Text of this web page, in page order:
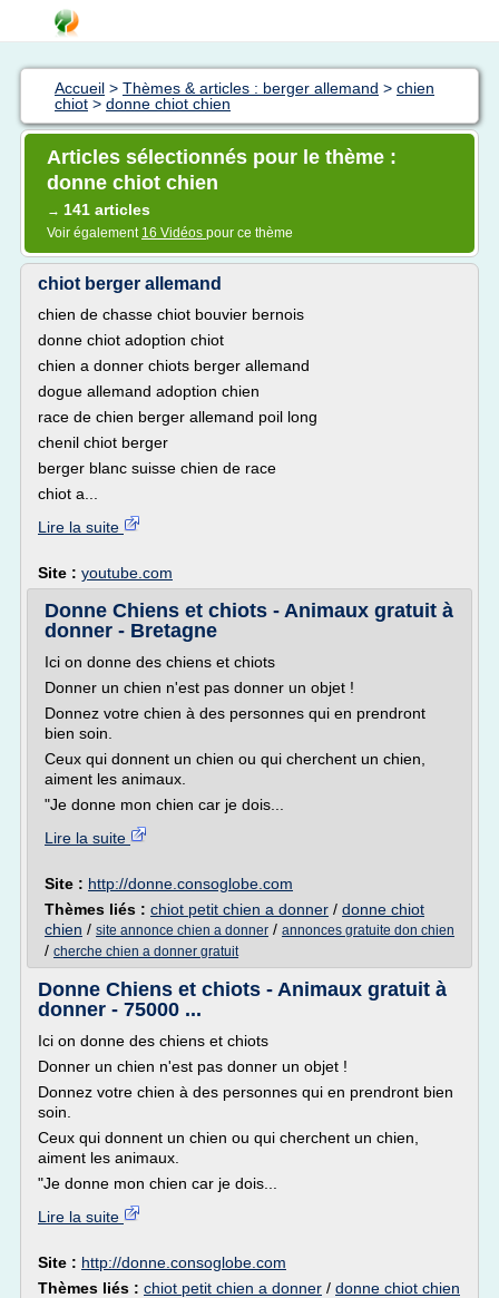
Accueil > Thèmes & articles : berger allemand > chien
chiot > donne chiot chien
Articles sélectionnés pour le thème :
donne chiot chien
→ 141 articles
Voir également 16 Vidéos pour ce thème
chiot berger allemand
chien de chasse chiot bouvier bernois
donne chiot adoption chiot
chien a donner chiots berger allemand
dogue allemand adoption chien
race de chien berger allemand poil long
chenil chiot berger
berger blanc suisse chien de race
chiot a...
Lire la suite
Site : youtube.com
Donne Chiens et chiots - Animaux gratuit à
donner - Bretagne
Ici on donne des chiens et chiots
Donner un chien n'est pas donner un objet !
Donnez votre chien à des personnes qui en prendront
bien soin.
Ceux qui donnent un chien ou qui cherchent un chien,
aiment les animaux.
"Je donne mon chien car je dois...
Lire la suite
Site : http://donne.consoglobe.com
Thèmes liés : chiot petit chien a donner / donne chiot
chien / site annonce chien a donner / annonces gratuite don chien
/ cherche chien a donner gratuit
Donne Chiens et chiots - Animaux gratuit à
donner - 75000 ...
Ici on donne des chiens et chiots
Donner un chien n'est pas donner un objet !
Donnez votre chien à des personnes qui en prendront bien
soin.
Ceux qui donnent un chien ou qui cherchent un chien,
aiment les animaux.
"Je donne mon chien car je dois...
Lire la suite
Site : http://donne.consoglobe.com
Thèmes liés : chiot petit chien a donner / donne chiot chien